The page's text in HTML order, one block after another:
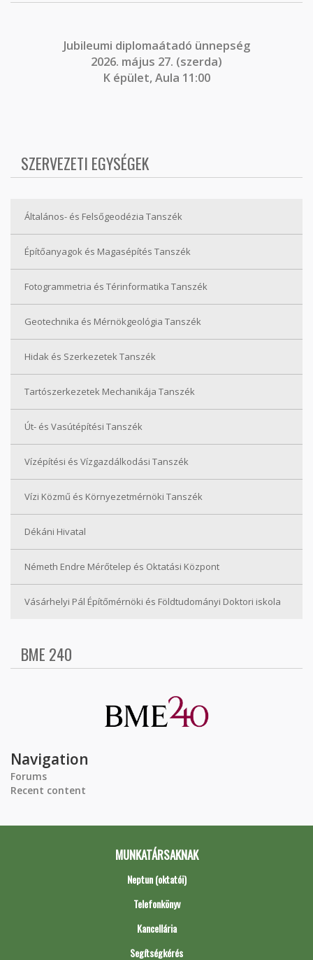
Jubileumi diplomaátadó ünnepség
2026. május 27. (szerda)
K épület, Aula 11:00
SZERVEZETI EGYSÉGEK
Általános- és Felsőgeodézia Tanszék
Építőanyagok és Magasépítés Tanszék
Fotogrammetria és Térinformatika Tanszék
Geotechnika és Mérnökgeológia Tanszék
Hidak és Szerkezetek Tanszék
Tartószerkezetek Mechanikája Tanszék
Út- és Vasútépítési Tanszék
Vízépítési és Vízgazdálkodási Tanszék
Vízi Közmű és Környezetmérnöki Tanszék
Dékáni Hivatal
Németh Endre Mérőtelep és Oktatási Központ
Vásárhelyi Pál Építőmérnöki és Földtudományi Doktori iskola
BME 240
Navigation
Forums
Recent content
MUNKATÁRSAKNAK
Neptun (oktatói)
Telefonkönyv
Kancellária
Segítségkérés